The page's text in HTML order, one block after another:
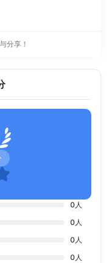
分享！
0 人
0 人
0 人
0 人